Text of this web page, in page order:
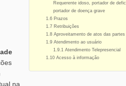
Requerente idoso, portador de
portador de doença grave
1.6 Prazos
1.7 Retribuições
1.8 Aproveitamento de atos das partes
1.9 Atendimento ao usuário
1.9.1 Atendimento Telepresencial
1.10 Acesso à informação
na